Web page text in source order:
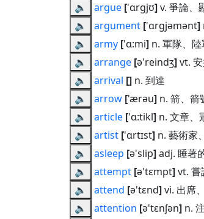
🔈
argue ['ɑrgjʊ]v. 爭論、
🔈
argument ['ɑrgjəmənt]
🔈
army ['ɑ:mi] n. 軍隊、
🔈
arrange [ə'reindʒ]vt.
🔈
arrival [] n. 到達
🔈
arrow ['ærəu] n. 箭、箭
🔈
article ['ɑ:tikl] n. 文章、
🔈
artist ['ɑrtɪst] n. 藝術家
🔈
asleep [ə'slip]adj. 睡著
🔈
attempt [ə'tɛmpt]vt. 嘗
🔈
attend [ə'tɛnd]vi. 出席
🔈
attention [ə'tɛnʃən] n.